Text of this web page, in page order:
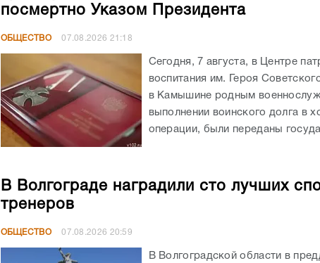
посмертно Указом Президента
ОБЩЕСТВО 07.08.2026 21:18
Сегодня, 7 августа, в Центре
воспитания им. Героя
в Камышине родным
выполнении воинского долга в
операции, были переданы
В Волгограде наградили сто лучших
тренеров
ОБЩЕСТВО 07.08.2026 20:59
В Волгоградской области в